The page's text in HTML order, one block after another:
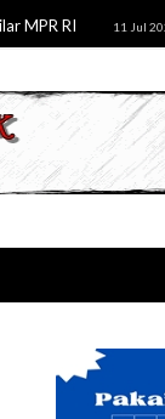
RI 11 Jul 2026